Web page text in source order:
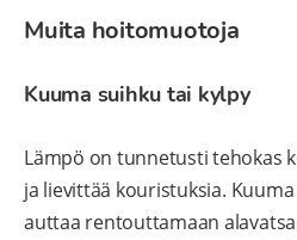
Muita hoitomuotoja
Kuuma suihku tai kylpy
Lämpö on tunnetusti tehokas
ja lievittää kouristuksia.
auttaa rentouttamaan